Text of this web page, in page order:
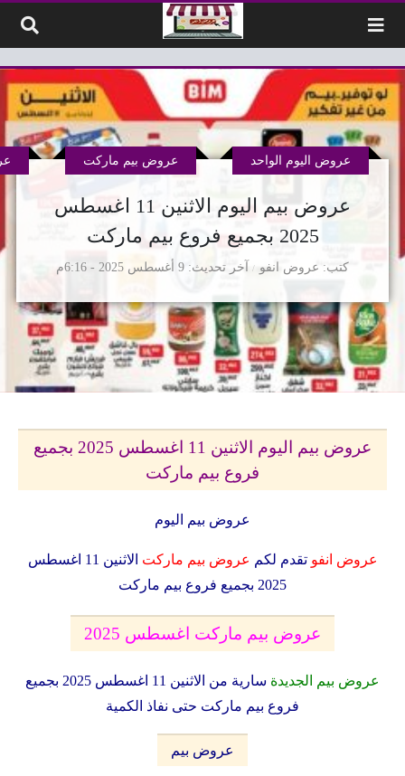
عروض بيم اليوم الاثنين 11 اغسطس
2025 بجميع فروع بيم ماركت
كتب عروض انفو
عروض اليوم الواحد عروض بيم ماركت
آخر تحديث 9 أغسطس 2025 - 6:16م
عروض بيم اليوم الاثنين 11 اغسطس 2025 بجميع
فروع بيم ماركت
عروض بيم اليوم
عروض انفو تقدم لكم عروض بيم ماركت
الاثنين 11 اغسطس
2025 بجميع فروع بيم ماركت
عروض بيم ماركت اغسطس 2025
عروض بيم الجديدة
سارية من الاثنين 11 اغسطس 2025 بجميع
فروع بيم ماركت حتى نفاذ الكمية
عروض بيم